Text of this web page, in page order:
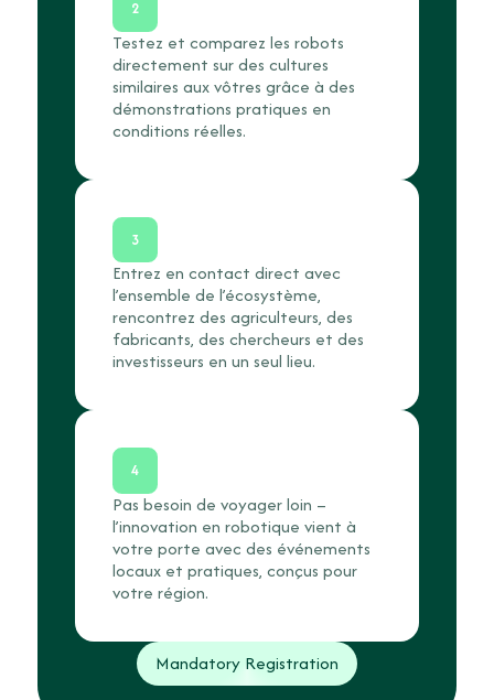
2
Testez et comparez les robots
directement sur des cultures
similaires aux vôtres grâce à des
démonstrations pratiques en
conditions réelles.
3
Entrez en contact direct avec
l’ensemble de l’écosystème,
rencontrez des agriculteurs, des
fabricants, des chercheurs et des
investisseurs en un seul lieu.
4
Pas besoin de voyager loin –
l’innovation en robotique vient à
votre porte avec des événements
locaux et pratiques, conçus pour
votre région.
Mandatory Registration